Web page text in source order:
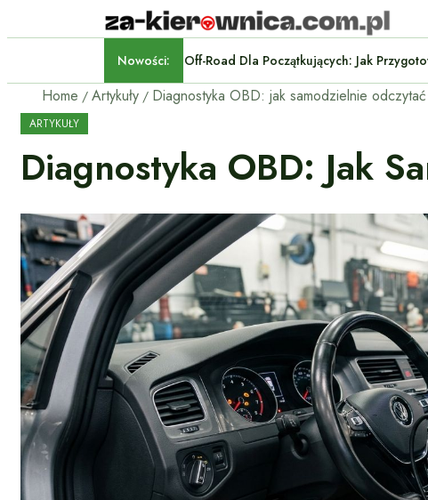
Nowości: Off-Road Dla Początkujących: Jak
Home Artykuły
ARTYKUŁY
Diagnostyka OBD: Jak